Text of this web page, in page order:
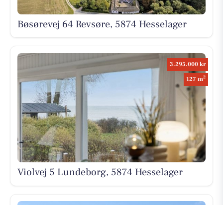
Bøsørevej 64 Revsøre, 5874 Hesselager
3.295.000 kr
127 m2
Violvej 5 Lundeborg, 5874 Hesselager